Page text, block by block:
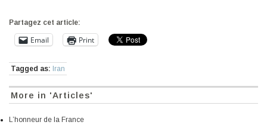
Partagez cet article:
Email Print
Tagged as: Iran
More in 'Articles'
L’honneur de la France